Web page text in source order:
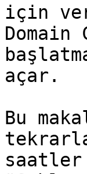
için
açar.
Bu
saatler